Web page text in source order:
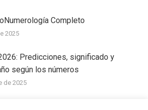
Completo
2025
Predicciones, significado y
según los números
de 2025